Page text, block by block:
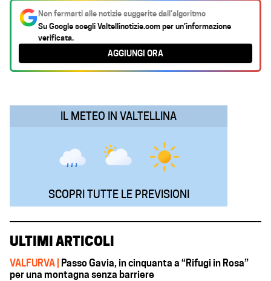
c
e
b
o
t
s
A
k
e
d
e
g
r
a
i
l
Non fermarti alle notizie suggerite dall’algoritmo
Su Google scegliValtellinotizie.comper un’informazione
verificata.
AGGIUNGI ORA
IL METEO IN VALTELLINA
SCOPRI TUTTE LE PREVISIONI
ULTIMI ARTICOLI
VALFURVA | Passo Gavia, in cinquanta a “Rifugi in Rosa”
per una montagna senza barriere